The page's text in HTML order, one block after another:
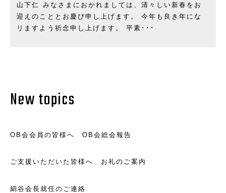
山下仁 みなさまにおかれましては、清々しい新春をお
迎えのこととお慶び申し上げます。 今年も良き年にな
リますよう祈念申し上げます。 平素･･･
New topics
OB会会員の皆様へ OB会総会報告
ご支援いただいた皆様へ お礼のご案内
絹谷会長就任のご連絡